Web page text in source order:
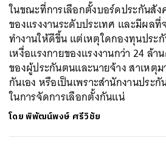
ในขณะที่การเลือกตั้งบอร์ดประกันสั
ของแรงงานระดับประเทศ และมีผล
ทำงานให้ดีขึ้น แต่เหตุใดกองทุนประ
เหงื่อแรงกายของแรงงานกว่า 24 ล้
ของผู้ประกันตนและนายจ้าง สาเหตุ
กันเอง หรือเป็นเพราะสำนักงานประ
ในการจัดการเลือกตั้งกันแน่
โดยพิพัฒน์พงษ์ ศรีวิชัย